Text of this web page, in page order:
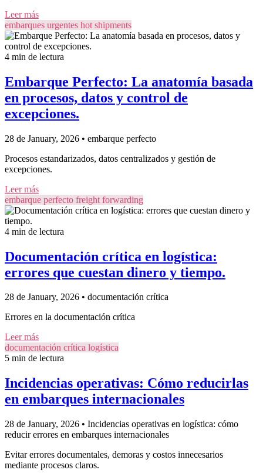
Leer más
embarques urgentes hot shipments
4 min de lectura
Embarque Perfecto: La anatomía basada
en procesos, datos y control de
excepciones.
28 de January, 2026 • embarque perfecto
Procesos estandarizados, datos centralizados y gestión de
excepciones.
Leer más
embarque perfecto freight forwarding
4 min de lectura
Documentación crítica en logística:
errores que cuestan dinero y tiempo.
28 de January, 2026 • documentación crítica
Errores en la documentación crítica
Leer más
documentación crítica logística
5 min de lectura
Incidencias operativas: Cómo reducirlas
en embarques internacionales
28 de January, 2026 • Incidencias operativas en logística: cómo
reducir errores en embarques internacionales
Evitar errores documentales, demoras y costos innecesarios
mediante procesos claros.